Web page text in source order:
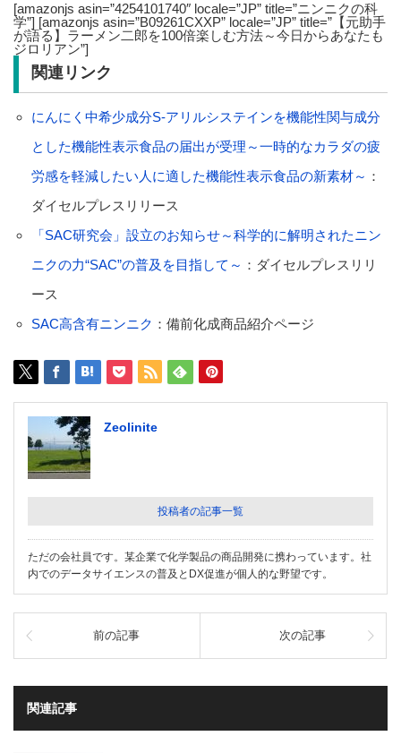
[amazonjs asin=”4254101740″ locale=”JP” title=”ニンニクの科
学”] [amazonjs asin=”B09261CXXP” locale=”JP” title=”【元助手
が語る】ラーメン二郎を100倍楽しむ方法～今日からあなたも
ジロリアン”]
関連リンク
にんにく中希少成分S-アリルシステインを機能性関与成分
とした機能性表示食品の届出が受理～一時的なカラダの疲
労感を軽減したい人に適した機能性表示食品の新素材～ ：
ダイセルプレスリリース
「SAC研究会」設立のお知らせ～科学的に解明されたニン
ニクの力“SAC”の普及を目指して～ ：ダイセルプレスリリ
ース
SAC高含有ニンニク ：備前化成商品紹介ページ
Zeolinite
投稿者の記事一覧
ただの会社員です。某企業で化学製品の商品開発に携わっています。社
内でのデータサイエンスの普及とDX促進が個人的な野望です。
前の記事 次の記事
関連記事